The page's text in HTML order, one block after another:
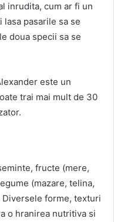
inrudita, cum ar fi un
pasarile sa se
doua specii sa se
este un
trai mai mult de 30
fructe (mere,
(mazare, telina,
forme, texturi
o hranirea nutritiva si